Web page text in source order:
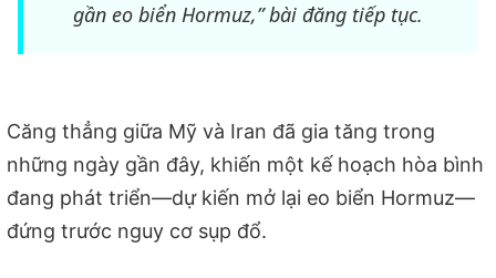
gần eo biển Hormuz,” bài đăng tiếp tục.
Căng thẳng giữa Mỹ và Iran đã gia tăng trong
những ngày gần đây, khiến một kế hoạch hòa bình
đang phát triển—dự kiến mở lại eo biển Hormuz—
đứng trước nguy cơ sụp đổ.